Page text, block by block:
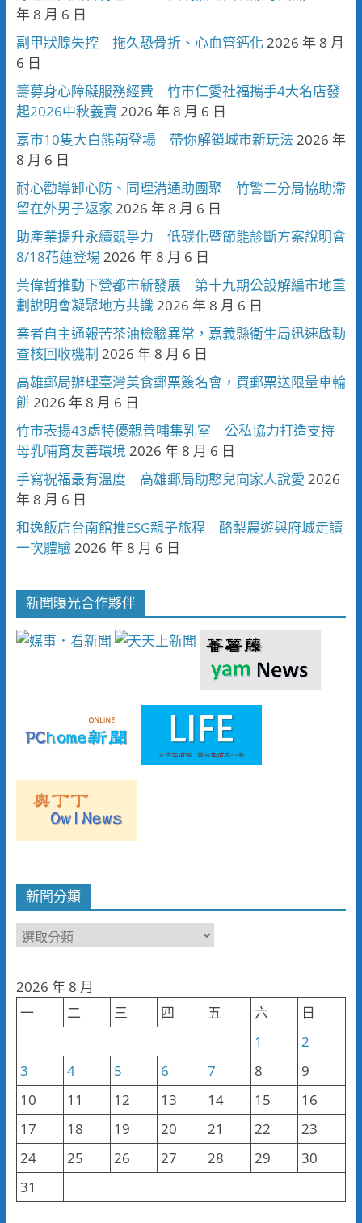
年 8 月 6 日
副甲狀腺失控 拖久恐骨折、心血管鈣化 2026 年 8 月
6 日
籌募身心障礙服務經費 竹市仁愛社福攜手4大名店發
起2026中秋義賣 2026 年 8 月 6 日
嘉市10隻大白熊萌登場 帶你解鎖城市新玩法 2026 年
8 月 6 日
耐心勸導卸心防、同理溝通助團聚 竹警二分局協助滯
留在外男子返家 2026 年 8 月 6 日
助產業提升永續競爭力 低碳化暨節能診斷方案說明會
8/18花蓮登場 2026 年 8 月 6 日
黃偉哲推動下營都市新發展 第十九期公設解編市地重
劃說明會凝聚地方共識 2026 年 8 月 6 日
業者自主通報苦茶油檢驗異常，嘉義縣衛生局迅速啟動
查核回收機制 2026 年 8 月 6 日
高雄郵局辦理臺灣美食郵票簽名會，買郵票送限量車輪
餅 2026 年 8 月 6 日
竹市表揚43處特優親善哺集乳室 公私協力打造支持
母乳哺育友善環境 2026 年 8 月 6 日
手寫祝福最有溫度 高雄郵局助憨兒向家人說愛 2026
年 8 月 6 日
和逸飯店台南館推ESG親子旅程 酪梨農遊與府城走讀
一次體驗 2026 年 8 月 6 日
新聞曝光合作夥伴
新聞分類
新
類
2026 年 8 月
一
二 三 四 五 六
日
1
2
3
4 5 6 7 8
9
10
11 12 13 14 15
16
17
18 19 20 21 22
23
24
25 26 27 28 29
30
31